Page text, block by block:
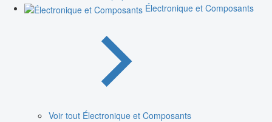
Électronique et Composants
Voir tout Électronique et Composants